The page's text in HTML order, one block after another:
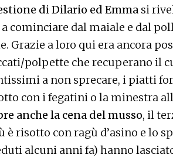
di Dilario ed Emma si
a cominciare dal maiale e dal
Grazie a loro qui era ancora
polpette che recuperano il
a non sprecare, i piatti
con i fegatini o la minestra
anche la cena del musso, il
è risotto con ragù d’asino e lo
alcuni anni fa) hanno